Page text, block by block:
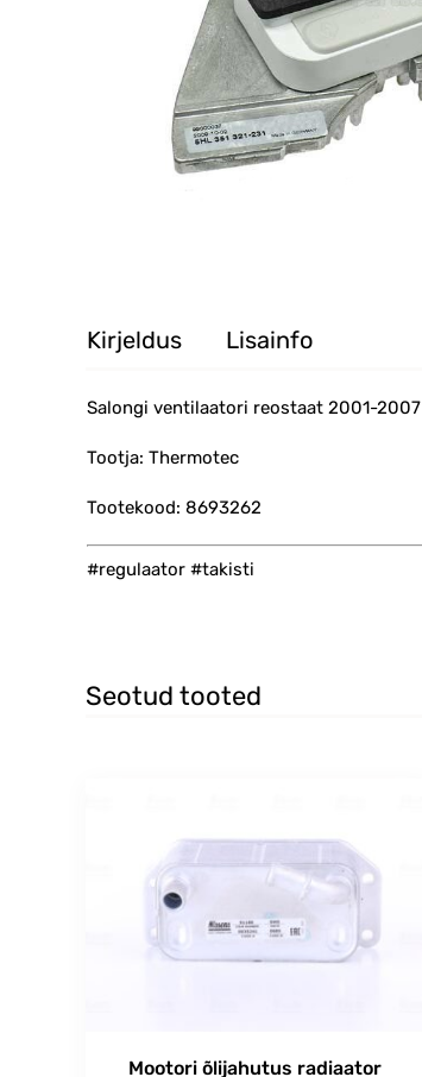
Kirjeldus Lisainfo
Salongi ventilaatori reostaat 2001-2007
Tootja: Thermotec
Tootekood: 8693262
#regulaator #takisti
Seotud tooted
Mootori õlijahutus radiaator